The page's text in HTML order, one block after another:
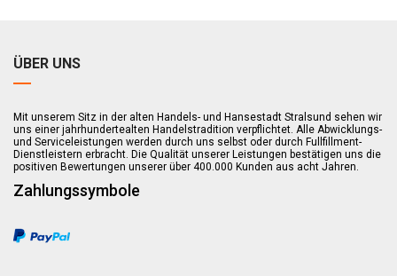
ÜBER UNS
Mit unserem Sitz in der alten Handels- und Hansestadt Stralsund sehen wir
uns einer jahrhundertealten Handelstradition verpflichtet. Alle Abwicklungs-
und Serviceleistungen werden durch uns selbst oder durch Fullfillment-
Dienstleistern erbracht. Die Qualität unserer Leistungen bestätigen uns die
positiven Bewertungen unserer über 400.000 Kunden aus acht Jahren.
Zahlungssymbole